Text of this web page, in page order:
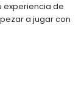
experiencia de
a jugar con